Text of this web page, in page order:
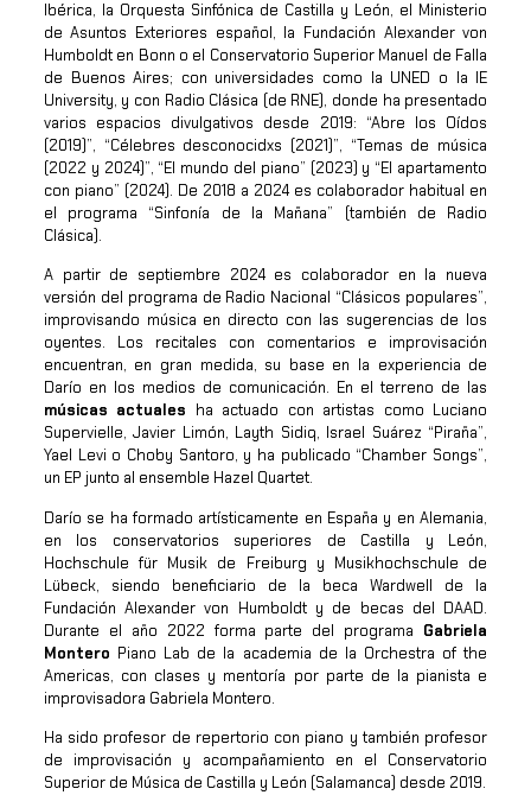
Ibérica, la Orquesta Sinfónica de Castilla y León, el Ministerio
de Asuntos Exteriores español, la Fundación Alexander von
Humboldt en Bonn o el Conservatorio Superior Manuel de Falla
de Buenos Aires; con universidades como la UNED o la IE
University, y con Radio Clásica (de RNE), donde ha presentado
varios espacios divulgativos desde 2019: “Abre los Oídos
(2019)”, “Célebres desconocidxs (2021)”, “Temas de música
(2022 y 2024)”, “El mundo del piano” (2023) y “El apartamento
con piano” (2024). De 2018 a 2024 es colaborador habitual en
el programa “Sinfonía de la Mañana” (también de Radio
Clásica).
A partir de septiembre 2024 es colaborador en la nueva
versión del programa de Radio Nacional “Clásicos populares”,
improvisando música en directo con las sugerencias de los
oyentes. Los recitales con comentarios e improvisación
encuentran, en gran medida, su base en la experiencia de
Darío en los medios de comunicación. En el terreno de las
músicas actuales ha actuado con artistas como Luciano
Supervielle, Javier Limón, Layth Sidiq, Israel Suárez “Piraña”,
Yael Levi o Choby Santoro, y ha publicado “Chamber Songs”,
un EP junto al ensemble Hazel Quartet.
Darío se ha formado artísticamente en España y en Alemania,
en los conservatorios superiores de Castilla y León,
Hochschule für Musik de Freiburg y Musikhochschule de
Lübeck, siendo beneficiario de la beca Wardwell de la
Fundación Alexander von Humboldt y de becas del DAAD.
Durante el año 2022 forma parte del programa Gabriela
Montero Piano Lab de la academia de la Orchestra of the
Americas, con clases y mentoría por parte de la pianista e
improvisadora Gabriela Montero.
Ha sido profesor de repertorio con piano y también profesor
de improvisación y acompañamiento en el Conservatorio
Superior de Música de Castilla y León (Salamanca) desde 2019.